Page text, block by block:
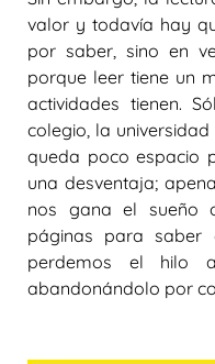
valor y todavía hay
por saber, sino en
porque leer tiene un
actividades tienen.
colegio, la
queda poco espacio
una desventaja;
nos gana el sueño
páginas para
perdemos el hilo
abandonándolo por